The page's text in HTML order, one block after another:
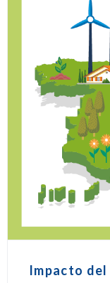
Impacto del